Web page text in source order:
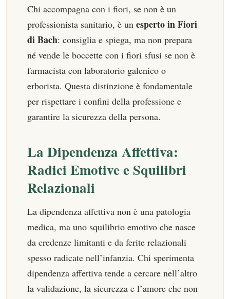
Chi accompagna con i fiori, se non è un
professionista sanitario, è un esperto in Fiori
di Bach: consiglia e spiega, ma non prepara
né vende le boccette con i fiori sfusi se non è
farmacista con laboratorio galenico o
erborista. Questa distinzione è fondamentale
per rispettare i confini della professione e
garantire la sicurezza della persona.
La Dipendenza Affettiva:
Radici Emotive e Squilibri
Relazionali
La dipendenza affettiva non è una patologia
medica, ma uno squilibrio emotivo che nasce
da credenze limitanti e da ferite relazionali
spesso radicate nell’infanzia. Chi sperimenta
dipendenza affettiva tende a cercare nell’altro
la validazione, la sicurezza e l’amore che non